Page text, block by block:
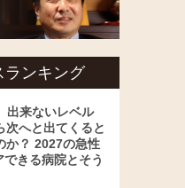
ランキング
出来ないレベル
次へと出てくると
か？ 2027の急性
きる病院とそう